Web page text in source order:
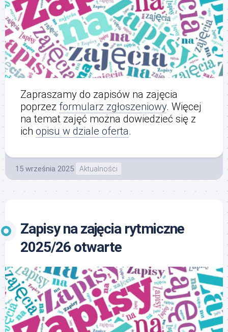
Zapraszamy do zapisów na zajęcia
poprzez formularz zgłoszeniowy. Więcej
na temat zajęć można dowiedzieć się z
ich opisu w dziale oferta.
15 września 2025 Aktualności
Zapisy na zajęcia rytmiczne
2025/26 otwarte